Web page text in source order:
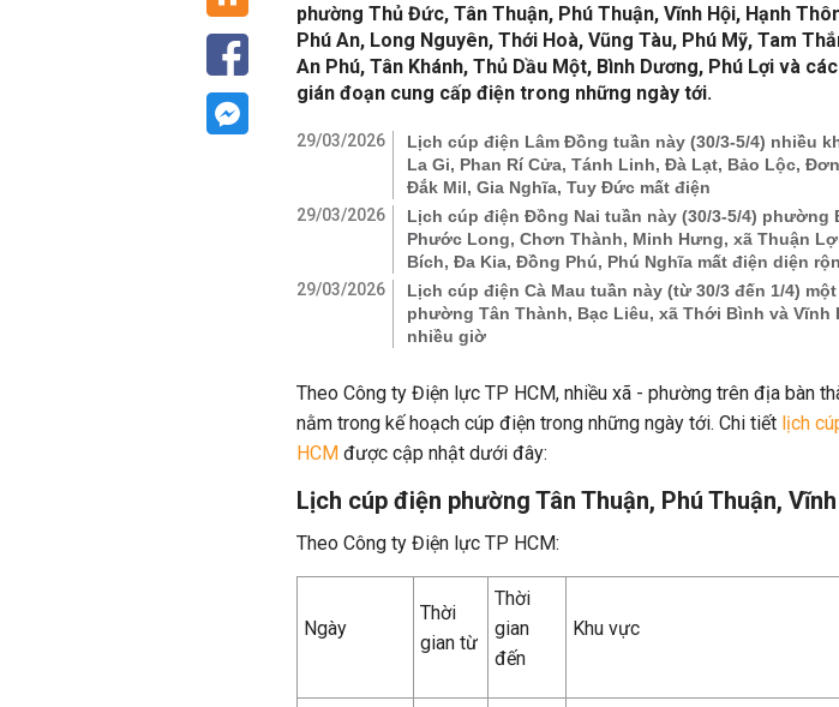
phường Thủ Đức, Tân Thuận, Phú Thuận, Vĩnh Hội, Hạnh
Phú An, Long Nguyên, Thới Hoà, Vũng Tàu, Phú Mỹ, Tam
An Phú, Tân Khánh, Thủ Dầu Một, Bình Dương, Phú Lợi và
gián đoạn cung cấp điện trong những ngày tới.
29/03/2026
Lịch cúp điện Lâm Đồng tuần này (30/3-5/4) nhiều
La Gi, Phan Rí Cửa, Tánh Linh, Đà Lạt, Bảo Lộc,
Đắk Mil, Gia Nghĩa, Tuy Đức mất điện
29/03/2026
Lịch cúp điện Đồng Nai tuần này (30/3-5/4) phường
Phước Long, Chơn Thành, Minh Hưng, xã Thuận
Bích, Đa Kia, Đồng Phú, Phú Nghĩa mất điện diện
29/03/2026
Lịch cúp điện Cà Mau tuần này (từ 30/3 đến 1/4)
phường Tân Thành, Bạc Liêu, xã Thới Bình và Vĩnh
nhiều giờ
Theo Công ty Điện lực TP HCM, nhiều xã - phường trên địa bàn
nằm trong kế hoạch cúp điện trong những ngày tới. Chi tiết lịch
HCM được cập nhật dưới đây:
Lịch cúp điện phường Tân Thuận, Phú Thuận,
Theo Công ty Điện lực TP HCM:
Ngày
Thời
gian từ
Thời
gian
đến
Khu vực